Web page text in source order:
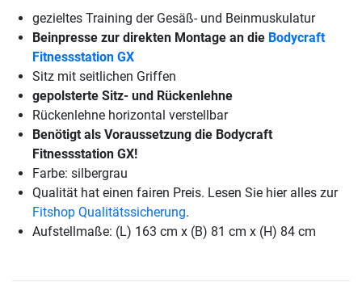
gezieltes Training der Gesäß- und Beinmuskulatur
Beinpresse zur direkten Montage an die Bodycraft
Fitnessstation GX
Sitz mit seitlichen Griffen
gepolsterte Sitz- und Rückenlehne
Rückenlehne horizontal verstellbar
Benötigt als Voraussetzung die Bodycraft
Fitnessstation GX!
Farbe: silbergrau
Qualität hat einen fairen Preis. Lesen Sie hier alles zur
Fitshop Qualitätssicherung.
Aufstellmaße: (L) 163 cm x (B) 81 cm x (H) 84 cm